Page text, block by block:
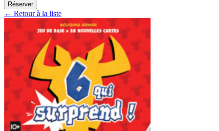
Réserver
← Retour à la liste